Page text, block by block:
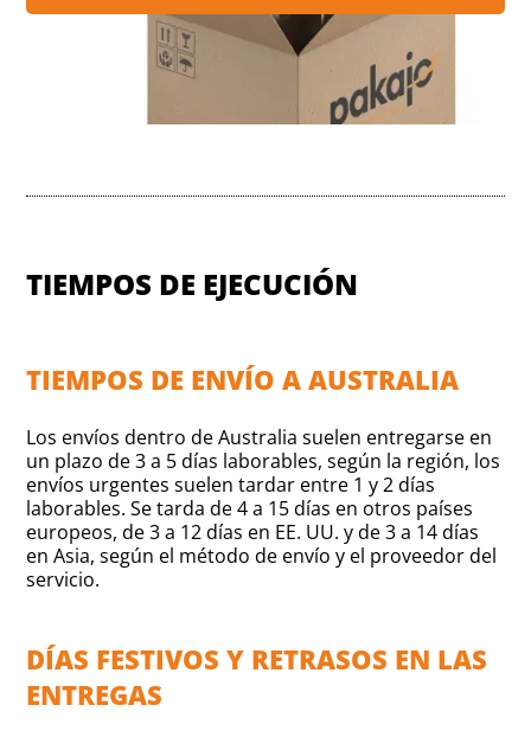
TIEMPOS DE EJECUCIÓN
TIEMPOS DE ENVÍO A AUSTRALIA
Los envíos dentro de Australia suelen entregarse en
un plazo de 3 a 5 días laborables, según la región, los
envíos urgentes suelen tardar entre 1 y 2 días
laborables. Se tarda de 4 a 15 días en otros países
europeos, de 3 a 12 días en EE. UU. y de 3 a 14 días
en Asia, según el método de envío y el proveedor del
servicio.
DÍAS FESTIVOS Y RETRASOS EN LAS
ENTREGAS